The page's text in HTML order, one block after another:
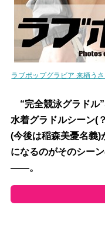
ラブポップグラビア 来栖う
“完全競泳グラドル
水着グラドルシーン(
(今後は稲森美憂名義
になるのがそのシー
――。